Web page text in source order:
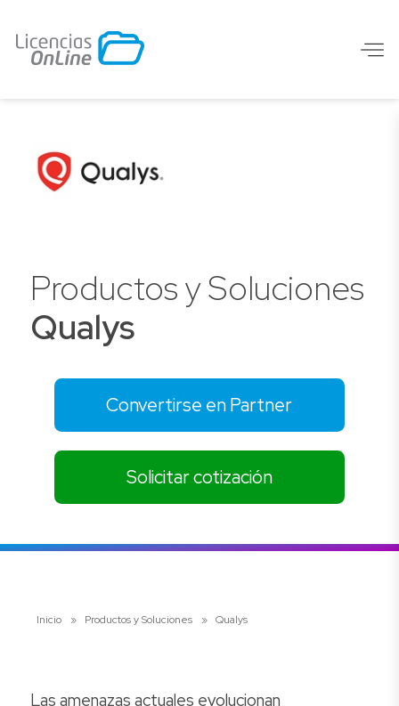
Productos y Soluciones
Qualys
Convertirse en Partner
Solicitar cotización
Inicio » Productos y Soluciones » Qualys
Las amenazas actuales evolucionan